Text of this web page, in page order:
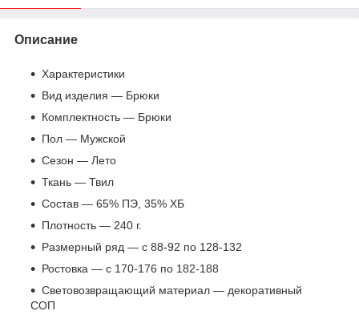
Описание
Характеристики
Вид изделия — Брюки
Комплектность — Брюки
Пол — Мужской
Сезон — Лето
Ткань — Твил
Состав — 65% ПЭ, 35% ХБ
Плотность — 240 г.
Размерный ряд — с 88-92 по 128-132
Ростовка — с 170-176 по 182-188
Световозвращающий материал — декоративный
СОП